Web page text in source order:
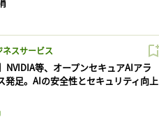
ネスサービス
NVIDIA等、オープンセキュアAIアラ
発足。AIの安全性とセキュリティ向上